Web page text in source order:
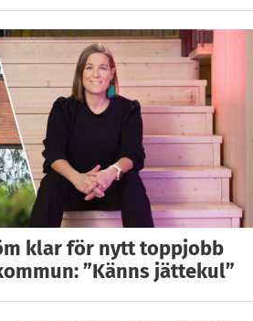
klar för nytt toppjobb
”Känns jättekul”